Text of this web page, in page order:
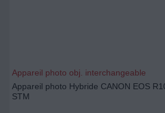
Appareil photo obj. interchangeable
Appareil photo Hybride CANON EOS
STM